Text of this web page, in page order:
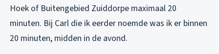
Hoek of Buitengebied Zuiddorpe maximaal 20
minuten. Bij Carl die ik eerder noemde was ik er binnen
20 minuten, midden in de avond.